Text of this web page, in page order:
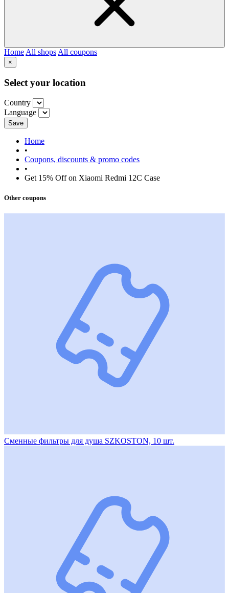
Home All shops All coupons
×
Select your location
Country
Language
Save
Home
•
Coupons, discounts & promo codes
•
Get 15% Off on Xiaomi Redmi 12C Case
Other coupons
Сменные фильтры для душа SZKOSTON, 10 шт.